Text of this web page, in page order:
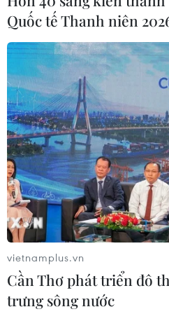
Tổng Biên tập: TRẦN TIẾN
Phó Tổng Biên tập: NGUYỄN
THỦY
Sở hữu trí tuệ
RSS
Ngôn ngữ
Dịch vụ tin
Quốc tế Thanh niên
vietnamplus.vn
Cần Thơ phát triển đô
trưng sông nước